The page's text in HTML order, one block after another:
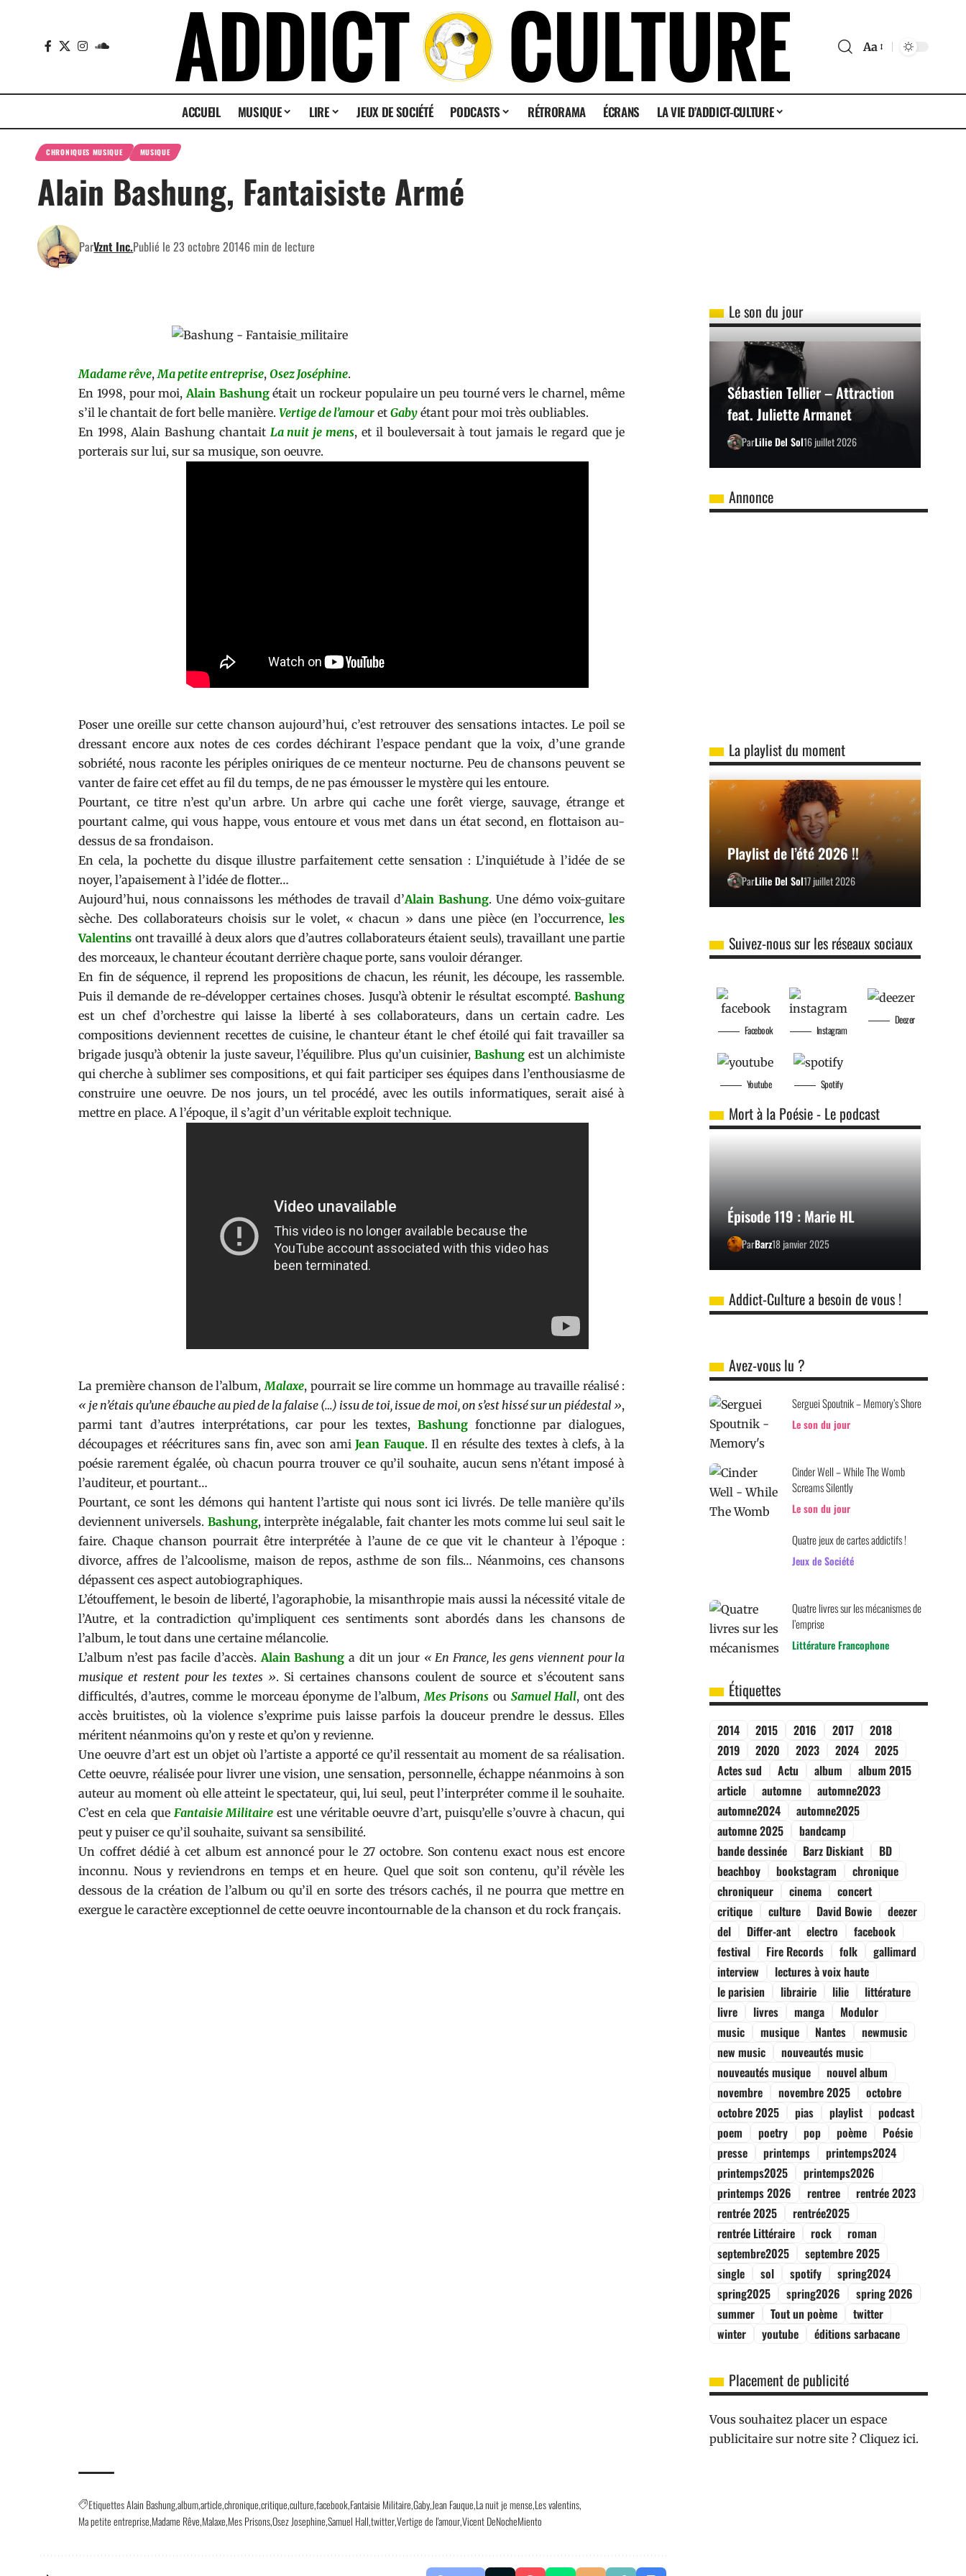
Aa
ACCUEIL MUSIQUE LIRE JEUX DE SOCIÉTÉ PODCASTS RÉTRORAMA ÉCRANS LA VIE D’ADDICT-CULTURE
CHRONIQUES MUSIQUE MUSIQUE
Alain Bashung, Fantaisiste Armé
ParVznt Inc.Publié le 23 octobre 20146 min de lecture
Madame rêve,Ma petite entreprise,Osez Joséphine.
En 1998, pour moi,Alain Bashungétait un rockeur populaire un peu tourné vers le charnel, même
s’il le chantait de fort belle manière.Vertige de l’amour etGaby étant pour moi très oubliables.
En 1998, Alain Bashung chantait La nuit je mens, et il bouleversait à tout jamais le regard que je
porterais sur lui, sur sa musique, son oeuvre.
Poser une oreille sur cette chanson aujourd’hui, c’est retrouver des sensations intactes. Le poil se
dressant encore aux notes de ces cordes déchirant l’espace pendant que la voix, d’une grande
sobriété, nous raconte les périples oniriques de ce menteur nocturne. Peu de chansons peuvent se
vanter de faire cet effet au fil du temps, de ne pas émousser le mystère qui les entoure.
Pourtant, ce titre n’est qu’un arbre. Un arbre qui cache une forêt vierge, sauvage, étrange et
pourtant calme, qui vous happe, vous entoure et vous met dans un état second, en flottaison au-
dessus de sa frondaison.
En cela, la pochette du disque illustre parfaitement cette sensation : L’inquiétude à l’idée de se
noyer, l’apaisement à l’idée de flotter…
Aujourd’hui, nous connaissons les méthodes de travail d’Alain Bashung. Une démo voix-guitare
sèche. Des collaborateurs choisis sur le volet, « chacun » dans une pièce (en l’occurrence,les
Valentins ont travaillé à deux alors que d’autres collaborateurs étaient seuls), travaillant une partie
des morceaux, le chanteur écoutant derrière chaque porte, sans vouloir déranger.
En fin de séquence, il reprend les propositions de chacun, les réunit, les découpe, les rassemble.
Puis il demande de re-développer certaines choses. Jusqu’à obtenir le résultat escompté.Bashung
est un chef d’orchestre qui laisse la liberté à ses collaborateurs, dans un certain cadre. Les
compositions deviennent recettes de cuisine, le chanteur étant le chef étoilé qui fait travailler sa
brigade jusqu’à obtenir la juste saveur, l’équilibre. Plus qu’un cuisinier,Bashung est un alchimiste
qui cherche à sublimer ses compositions, et qui fait participer ses équipes dans l’enthousiasme de
construire une oeuvre. De nos jours, un tel procédé, avec les outils informatiques, serait aisé à
mettre en place. A l’époque, il s’agit d’un véritable exploit technique.
La première chanson de l’album,Malaxe, pourrait se lire comme un hommage au travaille réalisé :
« je n’étais qu’une ébauche au pied de la falaise (…) issu de toi, issue de moi, on s’est hissé sur un piédestal »,
parmi tant d’autres interprétations, car pour les textes,Bashung fonctionne par dialogues,
découpages et réécritures sans fin, avec son amiJean Fauque. Il en résulte des textes à clefs, à la
poésie rarement égalée, où chacun pourra trouver ce qu’il souhaite, aucun sens n’étant imposé à
l’auditeur, et pourtant…
Pourtant, ce sont les démons qui hantent l’artiste qui nous sont ici livrés. De telle manière qu’ils
deviennent universels. Bashung, interprète inégalable, fait chanter les mots comme lui seul sait le
faire. Chaque chanson pourrait être interprétée à l’aune de ce que vit le chanteur à l’époque :
divorce, affres de l’alcoolisme, maison de repos, asthme de son fils… Néanmoins, ces chansons
dépassent ces aspect autobiographiques.
L’étouffement, le besoin de liberté, l’agoraphobie, la misanthropie mais aussi la nécessité vitale de
l’Autre, et la contradiction qu’impliquent ces sentiments sont abordés dans les chansons de
l’album, le tout dans une certaine mélancolie.
L’album n’est pas facile d’accès.Alain Bashung a dit un jour « En France, les gens viennent pour la
musique et restent pour les textes ». Si certaines chansons coulent de source et s’écoutent sans
difficultés, d’autres, comme le morceau éponyme de l’album,Mes Prisons ou Samuel Hall, ont des
accès bruitistes, où la violence s’exprime puis laisse parfois la douceur prendre le dessus. Elles
méritent néanmoins qu’on y reste et qu’on y revienne.
Une oeuvre d’art est un objet où l’artiste a apporté ce qu’il ressentait au moment de sa réalisation.
Cette oeuvre, réalisée pour livrer une vision, une sensation, personnelle, échappe néanmoins à son
auteur au moment où elle atteint le spectateur, qui, lui seul, peut l’interpréter comme il le souhaite.
C’est en cela que Fantaisie Militaireest une véritable oeuvre d’art, puisqu’elle s’ouvre à chacun, qui
peut y puiser ce qu’il souhaite, suivant sa sensibilité.
Un coffret dédié à cet album est annoncé pour le 27 octobre. Son contenu exact nous est encore
inconnu. Nous y reviendrons en temps et en heure. Quel que soit son contenu, qu’il révèle les
dessous de la création de l’album ou qu’il en sorte des trésors cachés, il ne pourra que mettre en
exergue le caractère exceptionnel de cette oeuvre incontournable de la chanson et du rock français.
EtiquettesAlain BashungalbumarticlechroniquecritiqueculturefacebookFantaisie MilitaireGabyJean FauqueLa nuit je menseLes valentins
Ma petite entrepriseMadame RêveMalaxeMes PrisonsOsez JosephineSamuel HalltwitterVertige de l'amourVicent DeNocheMiento
Le son du jour
Sébastien Tellier – Attraction
feat. Juliette Armanet
ParLilie Del Sol16 juillet 2026
Annonce
La playlist du moment
Playlist de l’été 2026 !!
ParLilie Del Sol17 juillet 2026
Suivez-nous sur les réseaux sociaux
Facebook
Youtube
Instagram
Spotify
Deezer
Mort à la Poésie - Le podcast
Épisode 119 : Marie HL
ParBarz18 janvier 2025
Addict-Culture a besoin de vous !
Avez-vous lu ?
Serguei Spoutnik – Memory’s Shore
Le son du jour
Cinder Well – While The Womb
Screams Silently
Le son du jour
Quatre jeux de cartes addictifs !
Jeux de Société
Quatre livres sur les mécanismes de
l’emprise
Littérature Francophone
Étiquettes
2014 2015 2016 2017
2018
2019
2020 2023 2024
2025
Actes sud
Actu album
album 2015
article
automne
automne2023
automne2024
automne2025
automne 2025
bandcamp
bande dessinée
Barz Diskiant
BD
beachboy
bookstagram
chronique
chroniqueur
cinema
concert
critique
culture David Bowie
deezer
del
Differ-ant electro
facebook
festival
Fire Records folk
gallimard
interview
lectures à voix haute
le parisien
librairie lilie
littérature
livre
livres manga
Modulor
music
musique Nantes
newmusic
new music
nouveautés music
nouveautés musique
nouvel album
novembre
novembre 2025
octobre
octobre 2025
pias playlist
podcast
poem
poetry pop poème
Poésie
presse
printemps
printemps2024
printemps2025
printemps2026
printemps 2026
rentree
rentrée 2023
rentrée 2025
rentrée2025
rentrée Littéraire
rock
roman
septembre2025
septembre 2025
single
sol spotify
spring2024
spring2025
spring2026
spring 2026
summer
Tout un poème
twitter
winter
youtube éditions sarbacane
Placement de publicité
Vous souhaitez placer un espace
publicitaire sur notre site ? Cliquez ici.